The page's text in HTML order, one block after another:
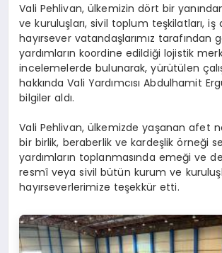
Vali Pehlivan, ülkemizin dört bir
ve kuruluşları, sivil toplum teşkilatları, iş
hayırsever vatandaşlarımız tarafından
yardımların koordine edildiği lojistik
incelemelerde bulunarak, yürütülen
hakkında Vali Yardımcısı Abdulhamit
bilgiler aldı.
Vali Pehlivan, ülkemizde yaşanan afet
bir birlik, beraberlik ve kardeşlik örneği
yardımların toplanmasında emeği ve
resmî veya sivil bütün kurum ve
hayırseverlerimize teşekkür etti.